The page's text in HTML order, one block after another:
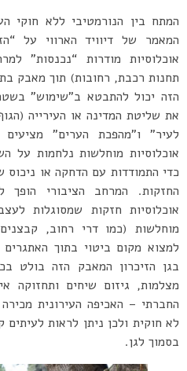
המתח בין הנורמטיבי ללא חוקי
המאמר של דיוויד הארווי על
אוכלוסיות מודרות “נכנסות”
תחנות רכבת, רחובות) תוך מאבק
הזה יכול להתבטא ב”שימוש”
את שליטת המדינה או העירייה
לעיר” ו”מהפכת הערים”
אוכלוסיות מוחלשות נלחמות על
כדי התמודדות עם הדחקה או
החזקות. המרחב הציבורי
אוכלוסיות חזקות שמסוגלות
מוחלשות (כמו דרי רחוב,
למצוא מקום ביטוי בתוך
בגן הזיכרון המאבק הזה בולט
מצלמות, גיזום שיחים ותחזוקה
החברתי – האכיפה העירונית
לא חוקית ולכן ניתן לראות לעיתים
בסמוך לגן.